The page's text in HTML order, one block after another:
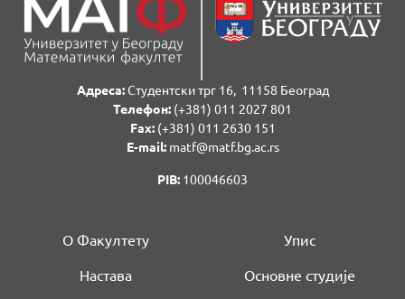
Адреса:Студентски трг 16, 11158 Београд
Телефон: (+381) 011 2027 801
Fаx:(+381) 011 2630 151
E-mail:matf@matf.bg.ac.rs
PIB: 100046603
О Факултету
Настава
Упис
Основне студије